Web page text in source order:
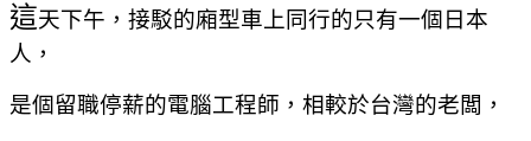
這天下午，接駁的廂型車上同行的只有一個日本
人，
是個留職停薪的電腦工程師，相較於台灣的老闆，